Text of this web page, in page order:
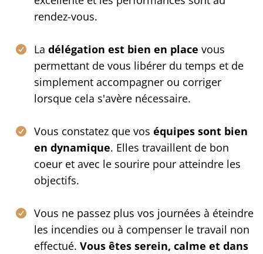
rendez-vous.
La délégation est bien en place vous
permettant de vous libérer du temps et de
simplement accompagner ou corriger
lorsque cela s'avère nécessaire.
Vous constatez que vos équipes sont bien
en dynamique. Elles travaillent de bon
coeur et avec le sourire pour atteindre les
objectifs.
Vous ne passez plus vos journées à éteindre
les incendies ou à compenser le travail non
effectué. Vous êtes serein, calme et dans